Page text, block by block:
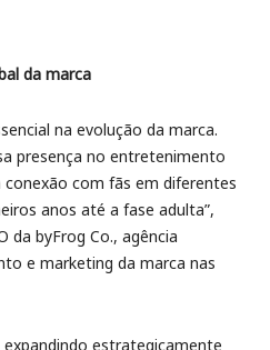
da marca
na evolução da marca.
presença no entretenimento
com fãs em diferentes
anos até a fase adulta”,
da byFrog Co., agência
e marketing da marca nas
estrategicamente